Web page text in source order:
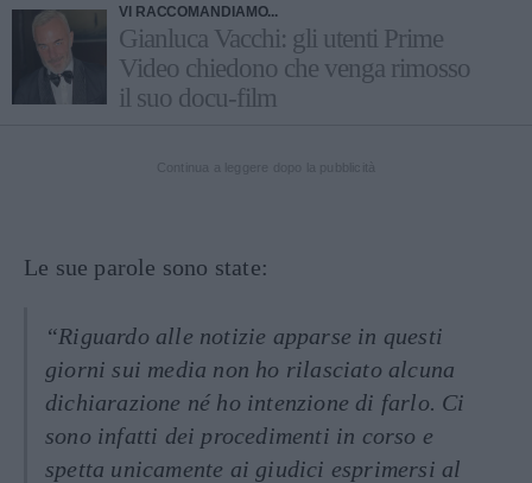
VI RACCOMANDIAMO...
Gianluca Vacchi: gli utenti Prime
Video chiedono che venga rimosso
il suo docu-film
Le sue parole sono state:
“Riguardo alle notizie apparse in questi
giorni sui media non ho rilasciato alcuna
dichiarazione né ho intenzione di farlo. Ci
sono infatti dei procedimenti in corso e
spetta unicamente ai giudici esprimersi al